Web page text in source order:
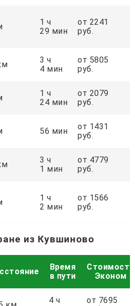
1 ч
29 мин
от 2241
руб.
3 ч
4 мин
от 5805
руб.
1 ч
24 мин
от 2079
руб.
56 мин
от 1431
руб.
3 ч
1 мин
от 4779
руб.
1 ч
2 мин
от 1566
руб.
из Кувшиново
Время
в пути
Стоимость
Эконом
4 ч
от 7695